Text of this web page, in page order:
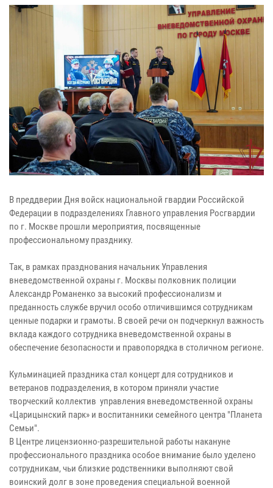
В преддверии Дня войск национальной гвардии Российской
Федерации в подразделениях Главного управления Росгвардии
по г. Москве прошли мероприятия, посвященные
профессиональному празднику.
Так, в рамках празднования начальник Управления
вневедомственной охраны г. Москвы полковник полиции
Александр Романенко за высокий профессионализм и
преданность службе вручил особо отличившимся сотрудникам
ценные подарки и грамоты. В своей речи он подчеркнул важность
вклада каждого сотрудника вневедомственной охраны в
обеспечение безопасности и правопорядка в столичном регионе.
Кульминацией праздника стал концерт для сотрудников и
ветеранов подразделения, в котором приняли участие
творческий коллектив управления вневедомственной охраны
«Царицынский парк» и воспитанники семейного центра "Планета
Семьи".
В Центре лицензионно-разрешительной работы накануне
профессионального праздника особое внимание было уделено
сотрудникам, чьи близкие родственники выполняют свой
воинский долг в зоне проведения специальной военной